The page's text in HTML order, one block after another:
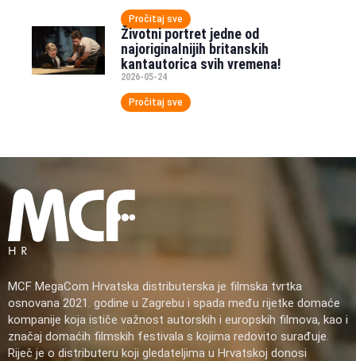
Pročitaj sve
Životni portret jedne od
najoriginalnijih britanskih
kantautorica svih vremena!
2026-05-24
Pročitaj sve
MCF MegaCom Hrvatska distributerska je filmska tvrtka
osnovana 2021. godine u Zagrebu i spada među rijetke domaće
kompanije koja ističe važnost autorskih i europskih filmova, kao i
značaj domaćih filmskih festivala s kojima redovito surađuje.
Riječ je o distributeru koji gledateljima u Hrvatskoj donosi